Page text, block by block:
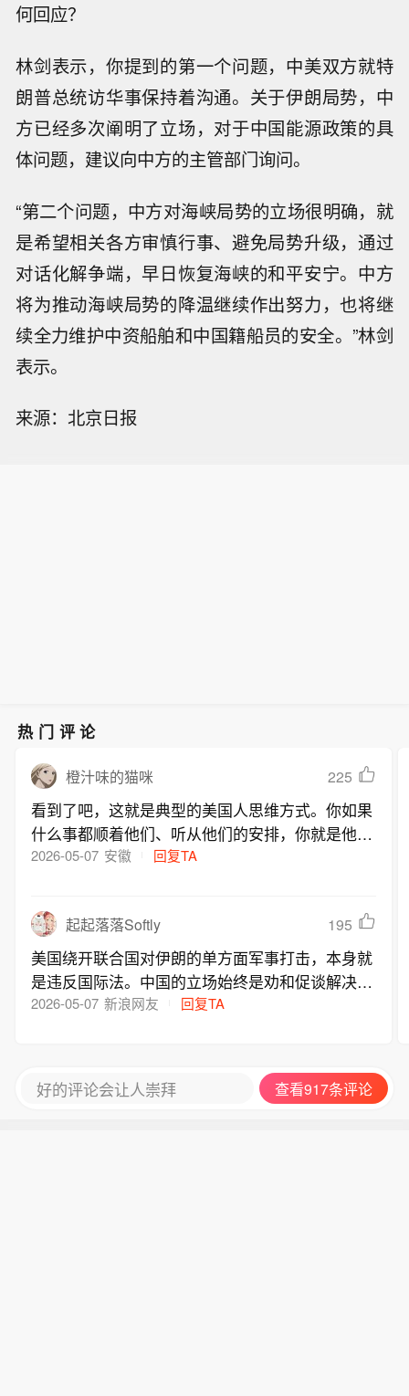
何回应？
林剑表示，你提到的第一个问题，中美双方就特
朗普总统访华事保持着沟通。关于伊朗局势，中
方已经多次阐明了立场，对于中国能源政策的具
体问题，建议向中方的主管部门询问。
“第二个问题，中方对海峡局势的立场很明确，就
是希望相关各方审慎行事、避免局势升级，通过
对话化解争端，早日恢复海峡的和平安宁。中方
将为推动海峡局势的降温继续作出努力，也将继
续全力维护中资船舶和中国籍船员的安全。”林剑
表示。
来源：北京日报
热门评论
橙汁味的猫咪 225
看到了吧，这就是典型的美国人思维方式。你如果
什么事都顺着他们、听从他们的安排，你就是他们
最可靠的兄弟姐妹。但如果你有不同意见，毫无疑
大。现在就因为不支持美军在伊朗霍尔木兹海峡的
军事行动，就给我们扣大帽子，指责我们中国阻碍
联合国的行动。如果美国代表联合国，想干什么就
干什么，我们也就没必要加入这个所谓的联合国了
2026-05-07 安徽 回复TA
起起落落Softly 195
美国绕开联合国对伊朗的单方面军事打击，本身就
是违反国际法。中国的立场始终是劝和促谈解决分
歧，美方没有资格指责我们，更没资格要求我们怎
2026-05-07 新浪网友 回复TA
好的评论会让人崇拜 查看917条评论